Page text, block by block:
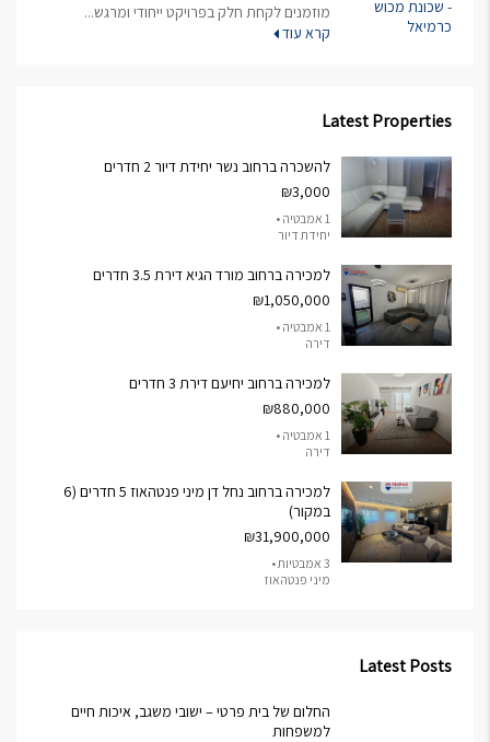
מוזמנים לקחת חלק בפרויקט ייחודי ומרגש...
קרא עוד
Latest Properties
להשכרה ברחוב נשר יחידת דיור 2 חדרים
₪3,000
1 אמבטיה •
יחידת דיור
למכירה ברחוב מורד הגיא דירת 3.5 חדרים
₪1,050,000
1 אמבטיה •
דירה
למכירה ברחוב יחיעם דירת 3 חדרים
₪880,000
1 אמבטיה •
דירה
למכירה ברחוב נחל דן מיני פנטהאוז 5 חדרים (6
במקור)
₪31,900,000
3 אמבטיות •
מיני פנטהאוז
Latest Posts
החלום של בית פרטי – ישובי משגב, איכות חיים
למשפחות